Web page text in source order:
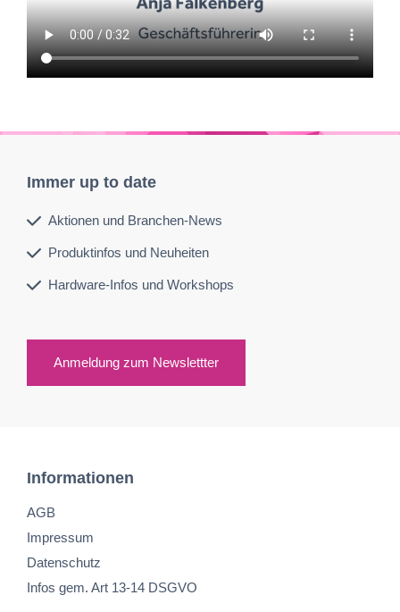
Immer up to date
Aktionen und Branchen-News
Produktinfos und Neuheiten
Hardware-Infos und Workshops
Anmeldung zum Newslettter
Informationen
AGB
Impressum
Datenschutz
Infos gem. Art 13-14 DSGVO